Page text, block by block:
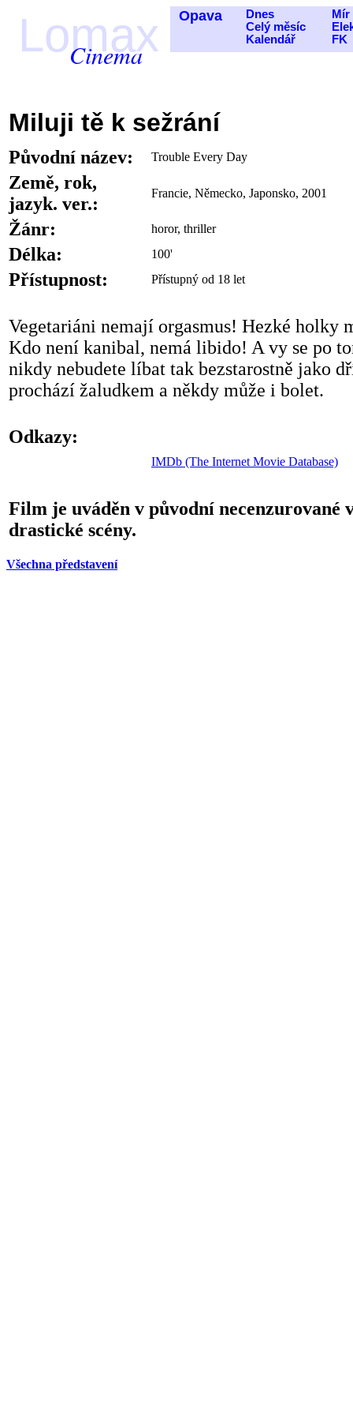
Lomax
Cinema
Opava
Dnes
Celý měsíc
Kalendář
Mír
FK
Miluji tě k sežrání
Původní název: Trouble Every Day
Země, rok,
jazyk. ver.:
Francie, Německo, Japonsko, 2001
Žánr: horor, thriller
Délka: 100'
Přístupnost: Přístupný od 18 let
Vegetariáni nemají orgasmus! Hezké holky
Kdo není kanibal, nemá libido! A vy se po
nikdy nebudete líbat tak bezstarostně jako
prochází žaludkem a někdy může i bolet.
Odkazy:
IMDb (The Internet Movie Database)
Film je uváděn v původní necenzurované
drastické scény.
Všechna představení